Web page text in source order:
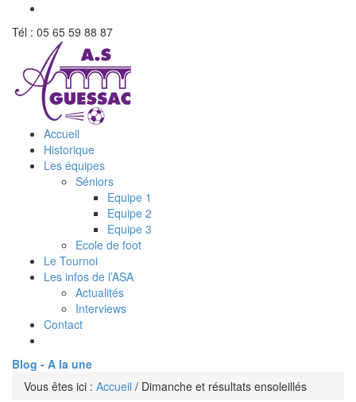
Tél : 05 65 59 88 87
Accueil
Historique
Les équipes
Séniors
Equipe 1
Equipe 2
Equipe 3
Ecole de foot
Le Tournoi
Les infos de l’ASA
Actualités
Interviews
Contact
Blog - A la une
Vous êtes ici : Accueil / Dimanche et résultats ensoleillés